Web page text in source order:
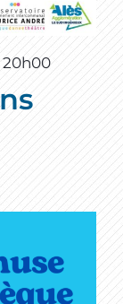
20h00